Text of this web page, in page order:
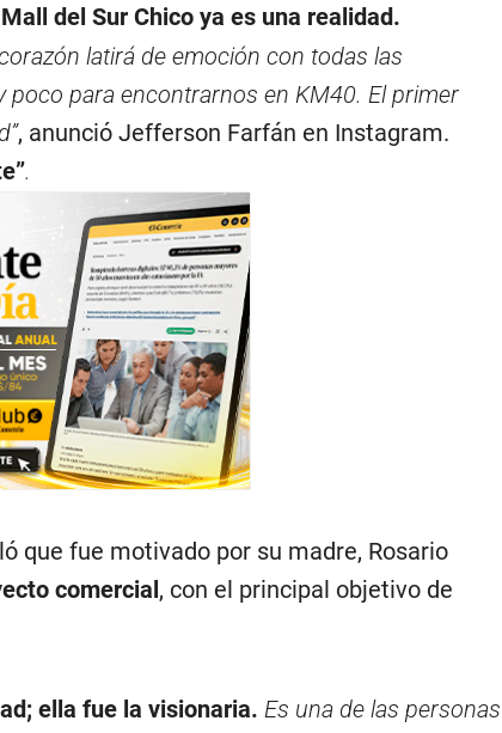
del Sur Chico ya es una realidad.
latirá de emoción con todas las
poco para encontrarnos en KM40. El primer
, anunció Jefferson Farfán en Instagram.
.
que fue motivado por su madre, Rosario
comercial, con el principal objetivo de
ella fue la visionaria. Es una de las personas